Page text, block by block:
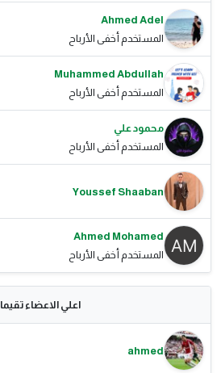
Ahmed Adel
المستخدم أخفى الأرباح
Muhammed Abdullah
المستخدم أخفى الأرباح
محمود علي
المستخدم أخفى الأرباح
Youssef Shaaban
Ahmed Mohamed
المستخدم أخفى الأرباح
اعلي الاعضاء تقيما
ahmed